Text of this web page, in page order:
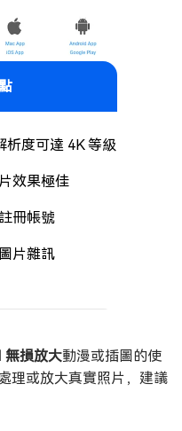
析度可達 4K 等級
效果極佳
冊帳號
片雜訊
無損放大動漫或插圖的使
理或放大真實照片，建議